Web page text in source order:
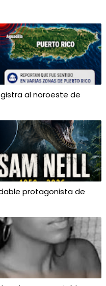
al noroeste de
protagonista de